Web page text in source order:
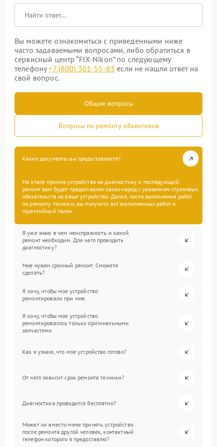
Вы можете ознакомиться с приведенными ниже
часто задаваемыми вопросами, либо обратиться в
сервисный центр “FIX-Nikon” по следующему
телефону+7 (800) 301-55-83 если не нашли ответ на
свой вопрос.
Общие вопросы
Вопросы по ремонту объективов
Какие документы вы предоставляете?
На этапе приема устройства на диагностику и последующий
ремонт вам будет предоставлен заказ-наряд с указанием страховых
обязательств на ваше устройство. Далее, после выполнения работ
по ремонту техники, вы получите акт выполненных работ и
гарантийный талон.
Я уже знаю в чем неисправность и какой
ремонт необходим. Для чего проводить
диагностику?
Мне нужен срочный ремонт. Сможете
сделать?
Я хочу, чтобы мое устройство
ремонтировали при мне.
Я хочу, чтобы мое устройство
ремонтировалось только оригинальными
запчастями.
Как я узнаю, что мое устройство готово?
От чего зависит срок ремонта техники?
Диагностика проводится бесплатно?
Может ли вместо меня принять устройство
после ремонта другой человек, контактный
телефон которого я предоставлю?